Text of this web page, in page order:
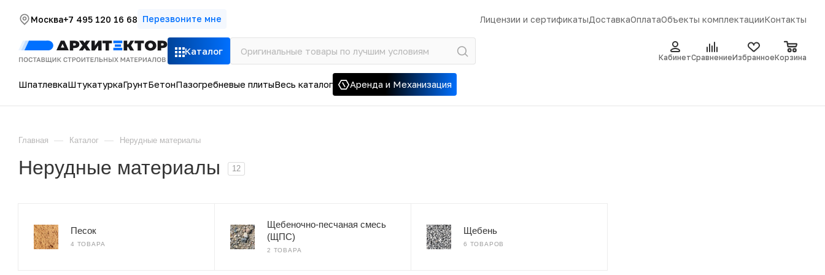
Москва+7 495 120 16 68 Перезвоните мне Лицензии и сертификатыДоставкаОплатаОбъекты комплектацииКонтакты
Каталог
КабинетСравнениеИзбранноеКорзина
ШпатлевкаШтукатуркаГрунтБетонПазогребневые плитыВесь каталог Аренда и Механизация
Главная — Каталог — Нерудные материалы
Нерудные материалы 12
Песок
4 ТОВАРА
Щебеночно-песчаная смесь
(ЩПС)
2 ТОВАРА
Щебень
6 ТОВАРОВ